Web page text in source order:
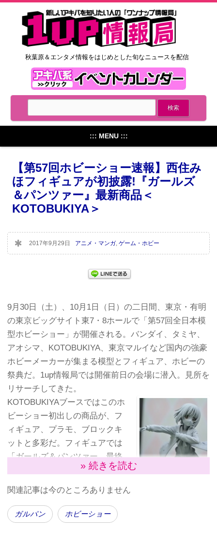
秋葉原＆エンタメ情報をはじめとした旬なニュースを配信
::: MENU :::
【第57回ホビーショー速報】西住み
ほフィギュアが初披露!『ガールズ
＆パンツァー』最新商品＜
KOTOBUKIYA＞
2017年9月29日 アニメ・マンガ ゲーム・ホビー
9月30日（土）、10月1日（日）の二日間、東京・有明
の東京ビッグサイト東7・8ホールで「第57回全日本模
型ホビーショー」が開催される。バンダイ、タミヤ、
アオシマ、KOTOBUKIYA、東京マルイなど国内の強豪
ホビーメーカーが集まる模型とフィギュア、ホビーの
祭典だ。1up情報局では開催前日の会場に潜入。見所を
リサーチしてきた。
KOTOBUKIYAブースではこのホ
ビーショー初出しの商品が、フ
ィギュア、プラモ、ブロックキ
ットと多彩だ。フィギュアでは
「ガールズ＆パンツァー 最終
章」西住みほ（フィギュア道、
目。発売日未定、価格未定。
隣には「ローズヒップ」、キューポッシュ「アンチョ
ビ」、「ミカ」が並ぶ。またキューポッシュえくすと
» 続きを読む
関連記事は今のところありません
ガルパン ホビーショー